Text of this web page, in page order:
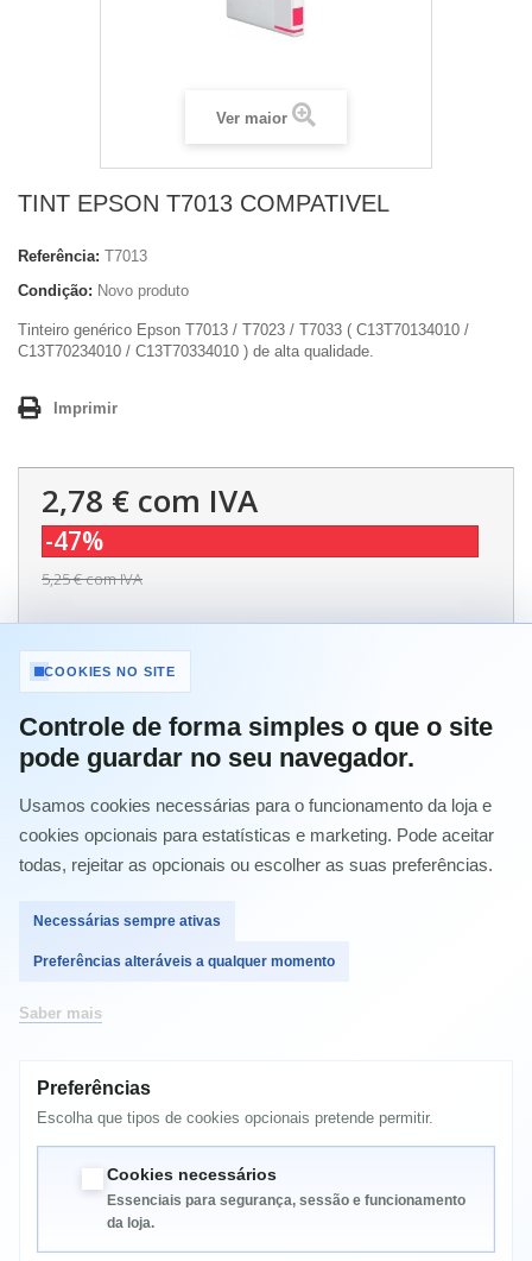
Ver maior
TINT EPSON T7013 COMPATIVEL
Referência: T7013
Condição: Novo produto
Tinteiro genérico Epson T7013 / T7023 / T7033 ( C13T70134010 /
C13T70234010 / C13T70334010 ) de alta qualidade.
Imprimir
2,78 € com IVA
-47%
5,25 €com IVA
Quantidade
Epson WorkForce Pro WP-4015 DN
Epson WorkForce Pro WP-4525 DNF
Epson WorkForce Pro WP-4535 DWF
COOKIES NO SITE
Controle de forma simples o que o site
pode guardar no seu navegador.
Usamos cookies necessárias para o funcionamento da loja e
cookies opcionais para estatísticas e marketing. Pode aceitar
todas, rejeitar as opcionais ou escolher as suas preferências.
Necessárias sempre ativas
Preferências alteráveis a qualquer momento
Saber mais
Preferências
Escolha que tipos de cookies opcionais pretende permitir.
Cookies necessários
Essenciais para segurança, sessão e funcionamento
da loja.